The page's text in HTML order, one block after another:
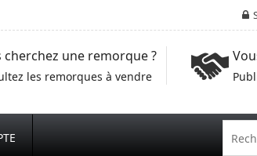
cherchez une remorque ?
les remorques à vendre